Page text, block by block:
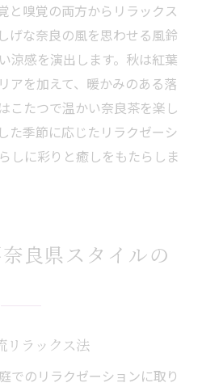
と嗅覚の両方からリラックス
げな奈良の風を思わせる風鈴
涼感を演出します。秋は紅葉
アを加えて、暖かみのある落
こたつで温かい奈良茶を楽し
た季節に応じたリラクゼーシ
しに彩りと癒しをもたらしま
良県スタイルの
リラックス法
でのリラクゼーションに取り